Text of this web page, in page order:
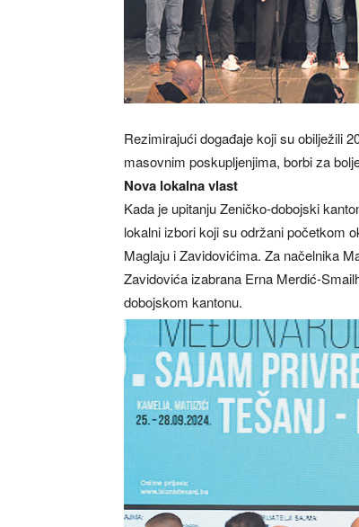
Rezimirajući događaje koji su obilježili
masovnim poskupljenjima, borbi za
Nova lokalna vlast
Kada je upitanju Zeničko-dobojski
lokalni izbori koji su održani početkom
Maglaju i Zavidovićima. Za načelnika
Zavidovića izabrana Erna Merdić-
dobojskom kantonu.